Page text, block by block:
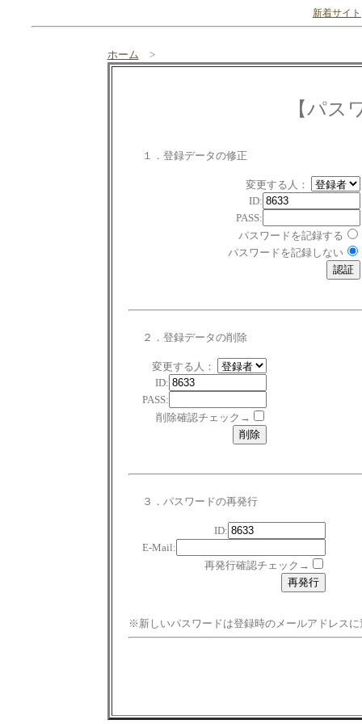
新着サイト
ホーム >
【パス
１．登録データの修正
変更する人：
ID:
PASS:
パスワードを記録する
パスワードを記録しない
２．登録データの削除
変更する人：
ID:
PASS:
削除確認チェック→
３．パスワードの再発行
ID:
E-Mail:
再発行確認チェック→
※新しいパスワードは登録時のメールアドレスに